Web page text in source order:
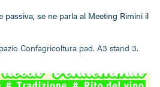
passiva, se ne parla al Meeting Rimini il
Confagricoltura pad. A3 stand 3.